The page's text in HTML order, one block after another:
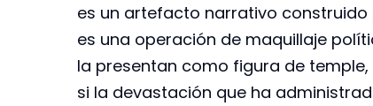
es un artefacto narrativo construido
es una operación de maquillaje
la presentan como figura de
si la devastación que ha